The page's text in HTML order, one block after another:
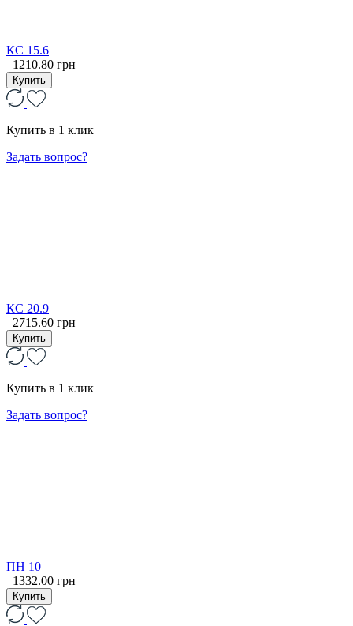
КС 15.6
1210.80 грн
Купить
Купить в 1 клик
Задать вопрос?
КС 20.9
2715.60 грн
Купить
Купить в 1 клик
Задать вопрос?
ПН 10
1332.00 грн
Купить